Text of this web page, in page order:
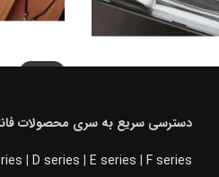
-5%
انتخاب
دسترسی سریع به سری محصولات
| D series | E series | F series